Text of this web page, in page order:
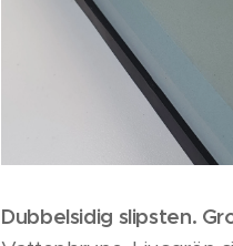
Dubbelsidig slipsten.